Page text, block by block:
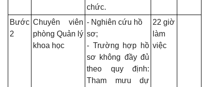
chức.
Bước
2
Chuyên viên
phòng Quản lý
khoa học
- Nghiên cứu hồ
sơ;
- Trường hợp hồ
sơ không đầy đủ
theo quy định:
Tham mưu dự
22 giờ
làm
việc